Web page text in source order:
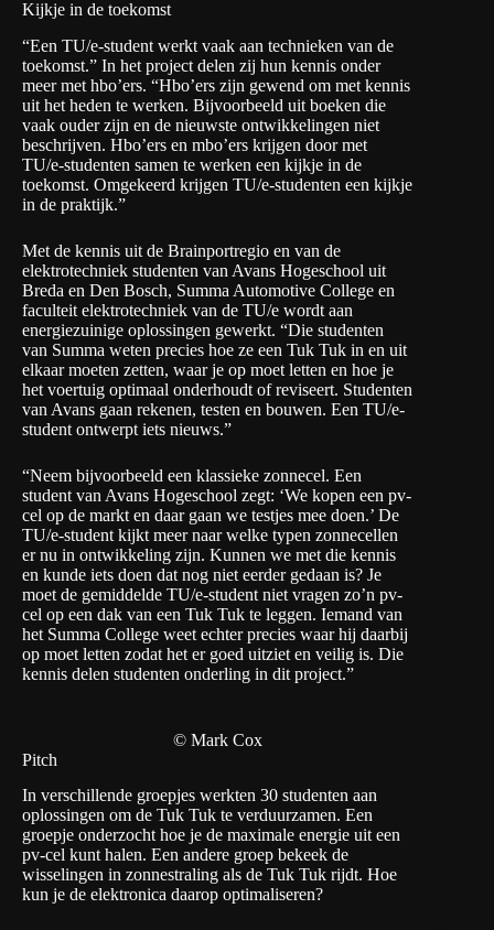
Kijkje in de toekomst
“Een TU/e-student werkt vaak aan technieken van de
toekomst.” In het project delen zij hun kennis onder
meer met hbo’ers. “Hbo’ers zijn gewend om met kennis
uit het heden te werken. Bijvoorbeeld uit boeken die
vaak ouder zijn en de nieuwste ontwikkelingen niet
beschrijven. Hbo’ers en mbo’ers krijgen door met
TU/e-studenten samen te werken een kijkje in de
toekomst. Omgekeerd krijgen TU/e-studenten een kijkje
in de praktijk.”
Met de kennis uit de Brainportregio en van de
elektrotechniek studenten van Avans Hogeschool uit
Breda en Den Bosch, Summa Automotive College en
faculteit elektrotechniek van de TU/e wordt aan
energiezuinige oplossingen gewerkt. “Die studenten
van Summa weten precies hoe ze een Tuk Tuk in en uit
elkaar moeten zetten, waar je op moet letten en hoe je
het voertuig optimaal onderhoudt of reviseert. Studenten
van Avans gaan rekenen, testen en bouwen. Een TU/e-
student ontwerpt iets nieuws.”
“Neem bijvoorbeeld een klassieke zonnecel. Een
student van Avans Hogeschool zegt: ‘We kopen een pv-
cel op de markt en daar gaan we testjes mee doen.’ De
TU/e-student kijkt meer naar welke typen zonnecellen
er nu in ontwikkeling zijn. Kunnen we met die kennis
en kunde iets doen dat nog niet eerder gedaan is? Je
moet de gemiddelde TU/e-student niet vragen zo’n pv-
cel op een dak van een Tuk Tuk te leggen. Iemand van
het Summa College weet echter precies waar hij daarbij
op moet letten zodat het er goed uitziet en veilig is. Die
kennis delen studenten onderling in dit project.”
© Mark Cox
Pitch
In verschillende groepjes werkten 30 studenten aan
oplossingen om de Tuk Tuk te verduurzamen. Een
groepje onderzocht hoe je de maximale energie uit een
pv-cel kunt halen. Een andere groep bekeek de
wisselingen in zonnestraling als de Tuk Tuk rijdt. Hoe
kun je de elektronica daarop optimaliseren?